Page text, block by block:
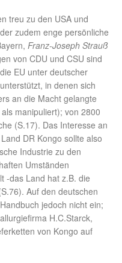
treu zu den USA und
zudem enge persönliche
Franz-Joseph Strauß
von CDU und CSU sind
EU unter deutscher
in denen sich
an die Macht gelangte
manipuliert); von 2800
(S.17). Das Interesse an
DR Kongo sollte also
Industrie zu den
Umständen
-das Land hat z.B. die
Auf den deutschen
jedoch nicht ein;
H.C.Starck,
von Kongo auf